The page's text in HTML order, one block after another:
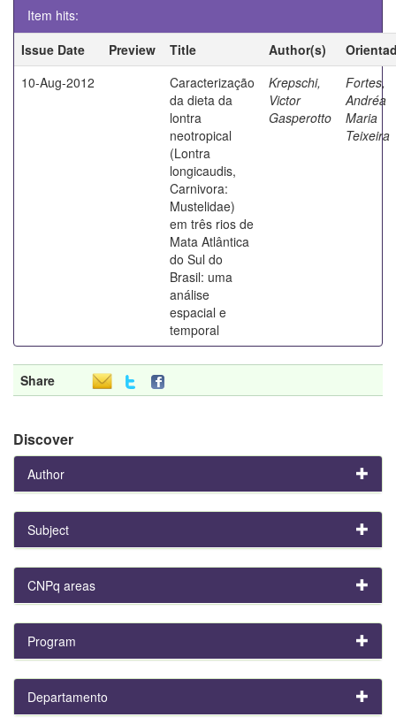
Item hits:
Issue Date
Preview Title Author(s)
10-Aug-2012
Caracterização
da dieta da
lontra
neotropical
(Lontra
longicaudis,
Carnivora:
Mustelidae)
em três rios de
Mata Atlântica
do Sul do
Brasil: uma
análise
espacial e
temporal
Krepschi,
Victor
Gasperotto
Fortes,
Andréa
Maria
Teixeira
Share
Discover
Author
Subject
CNPq areas
Program
Departamento